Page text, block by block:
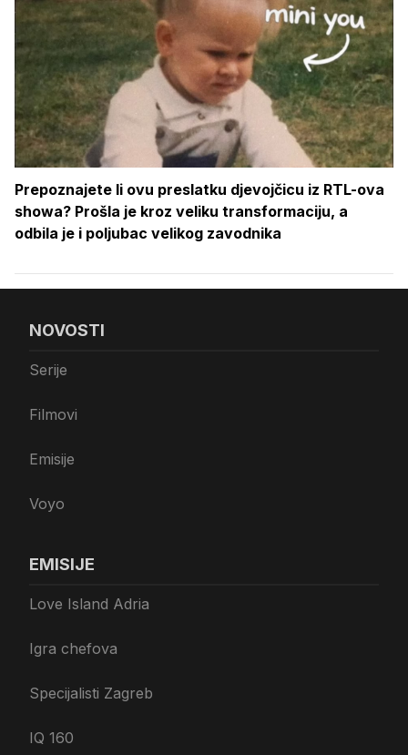
Prepoznajete li ovu preslatku djevojčicu iz RTL-ova
showa? Prošla je kroz veliku transformaciju, a
odbila je i poljubac velikog zavodnika
NOVOSTI
Serije
Filmovi
Emisije
Voyo
EMISIJE
Love Island Adria
Igra chefova
Specijalisti Zagreb
IQ 160